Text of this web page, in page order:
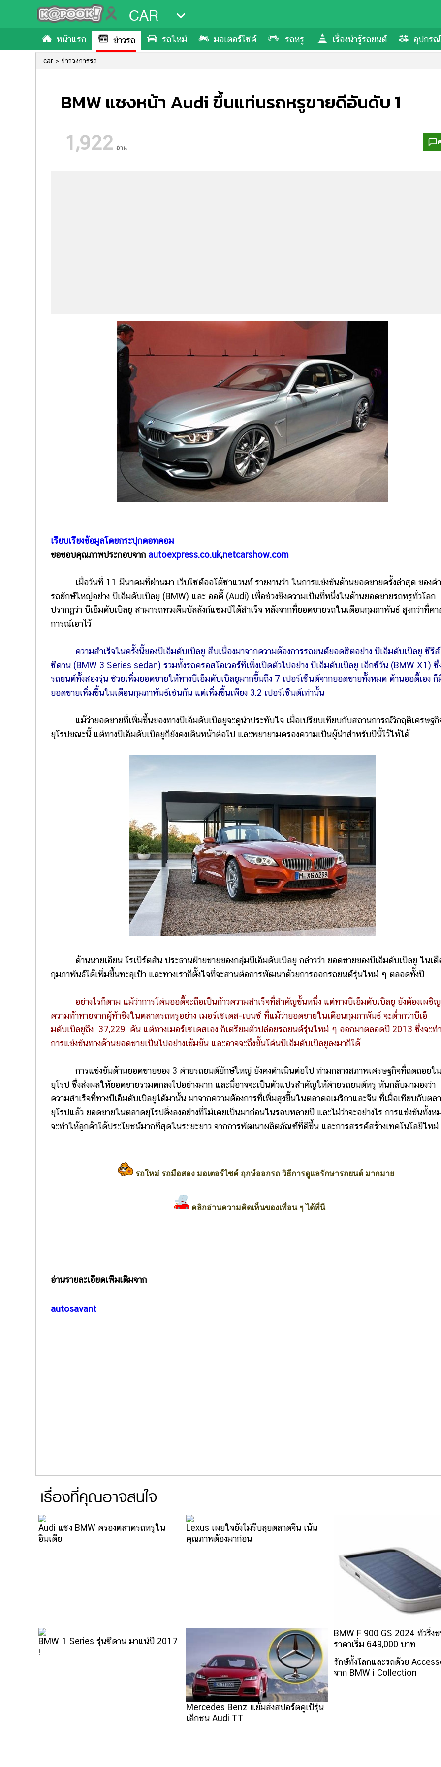
CAR
หน้าแรก ข่าวรถ รถใหม่ มอเตอร์ไซค์ รถหรู เรื่องน่ารู้รถยนต์ อุปกรณ์
car ข่าววงการรถ
BMW แซงหน้า Audi ขึ้นแท่นรถหรูขายดีอันดับ 1
1,922 อ่าน
เรียบเรียงข้อมูลโดยกระปุกดอทคอม
ขอขอบคุณภาพประกอบจาก autoexpress.co.uk,netcarshow.com
เมื่อวันที่ 11 มีนาคมที่ผ่านมา เว็บไซต์ออโต้ซาแวนท์ รายงานว่า ในการแข่งขันด้านยอดขายครั้งล่าสุด ของค่
รถยักษ์ใหญ่อย่าง บีเอ็มดับเบิลยู (BMW) และ ออดี้ (Audi) เพื่อช่วงชิงความเป็นที่หนึ่งในด้านยอดขายรถหรูทั่วโลก
ปรากฏว่า บีเอ็มดับเบิลยู สามารถทวงคืนบัลลังก์แชมป์ได้สำเร็จ หลังจากที่ยอดขายรถในเดือนกุมภาพันธ์ สูงกว่าที่คา
การณ์เอาไว้
ความสำเร็จในครั้งนี้ของบีเอ็มดับเบิลยู สืบเนื่องมาจากความต้องการรถยนต์ยอดฮิตอย่าง บีเอ็มดับเบิลยู ซีรี
ซีดาน (BMW 3 Series sedan) รวมทั้งรถครอสโอเวอร์ที่เพิ่งเปิดตัวไปอย่าง บีเอ็มดับเบิลยู เอ็กซ์วัน (BMW X1) ซึ่
รถยนต์ทั้งสองรุ่น ช่วยเพิ่มยอดขายให้ทางบีเอ็มดับเบิลยูมากขึ้นถึง 7 เปอร์เซ็นต์จากยอดขายทั้งหมด ด้านออดี้เอง ก็
ยอดขายเพิ่มขึ้นในเดือนกุมภาพันธ์เช่นกัน แต่เพิ่มขึ้นเพียง 3.2 เปอร์เซ็นต์เท่านั้น
แม้ว่ายอดขายที่เพิ่มขึ้นของทางบีเอ็มดับเบิลยูจะดูน่าประทับใจ เมื่อเปรียบเทียบกับสถานการณ์วิกฤติเศรษฐกิ
ยุโรปขณะนี้ แต่ทางบีเอ็มดับเบิลยูก็ยังคงเดินหน้าต่อไป และพยายามครองความเป็นผู้นำสำหรับปีนี้ไว้ให้ได้
ด้านนายเอียน โรเบิร์ตสัน ประธานฝ่ายขายของกลุ่มบีเอ็มดับเบิลยู กล่าวว่า ยอดขายของบีเอ็มดับเบิลยู ในเดื
กุมภาพันธ์ได้เพิ่มขึ้นทะลุเป้า และทางเราก็ตั้งใจที่จะสานต่อการพัฒนาด้วยการออกรถยนต์รุ่นใหม่ ๆ ตลอดทั้งปี
อย่างไรก็ตาม แม้ว่าการโค่นออดี้จะถือเป็นก้าวความสำเร็จที่สำคัญขั้นหนึ่ง แต่ทางบีเอ็มดับเบิลยู ยังต้องเผชิ
ความท้าทายจากผู้ท้าชิงในตลาดรถหรูอย่าง เมอร์เซเดส-เบนซ์ ที่แม้ว่ายอดขายในเดือนกุมภาพันธ์ จะต่ำกว่าบีเอ็
มดับเบิลยูถึง 37,229 คัน แต่ทางเมอร์เซเดสเอง ก็เตรียมตัวปล่อยรถยนต์รุ่นใหม่ ๆ ออกมาตลอดปี 2013 ซึ่งจะท
การแข่งขันทางด้านยอดขายเป็นไปอย่างเข้มข้น และอาจจะถึงขั้นโค่นบีเอ็มดับเบิลยูลงมาก็ได้
การแข่งขันด้านยอดขายของ 3 ค่ายรถยนต์ยักษ์ใหญ่ ยังคงดำเนินต่อไป ท่ามกลางสภาพเศรษฐกิจที่ถดถอยใน
ยุโรป ซึ่งส่งผลให้ยอดขายรวมตกลงไปอย่างมาก และนี่อาจจะเป็นตัวแปรสำคัญให้ค่ายรถยนต์หรู หันกลับมามองว่า
ความสำเร็จที่ทางบีเอ็มดับเบิลยูได้มานั้น มาจากความต้องการที่เพิ่มสูงขึ้นในตลาดอเมริกาและจีน ที่เมื่อเทียบกับตล
ยุโรปแล้ว ยอดขายในตลาดยุโรปดิ่งลงอย่างที่ไม่เคยเป็นมาก่อนในรอบหลายปี และไม่ว่าจะอย่างไร การแข่งขันทั้งห
จะทำให้ลูกค้าได้ประโยชน์มากที่สุดในระยะยาว จากการพัฒนาผลิตภัณฑ์ที่ดีขึ้น และการสรรค์สร้างเทคโนโลยีใหม่
รถใหม่ รถมือสอง มอเตอร์ไซค์ ฤกษ์ออกรถ วิธีการดูแลรักษารถยนต์ มากมาย
คลิกอ่านความคิดเห็นของเพื่อน ๆ ได้ที่นี
อ่านรายละเอียดเพ่ิมเติมจาก
autosavant
เรื่องที่คุณอาจสนใจ
Audi แซง BMW ครองตลาดรถหรูใน
อินเดีย
Lexus เผยใจยังไม่รีบลุยตลาดจีน เน้น
คุณภาพต้องมาก่อน
รักษ์ทั้งโลกและรถด้วย
จาก BMW i Collection
BMW 1 Series รุ่นซีดาน มาแน่ปี 2017
!
Mercedes Benz แย้มส่งสปอร์ตคูเป้รุ่น
เล็กชน Audi TT
BMW F 900 GS 2024 ทัวริ่ง
ราคาเริ่ม 649,000 บาท